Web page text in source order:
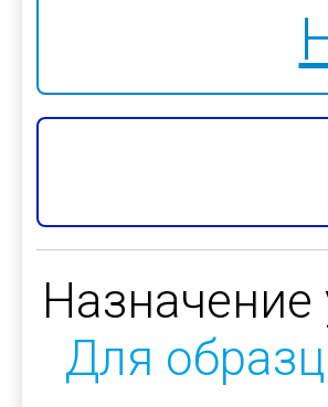
Назначение
Для